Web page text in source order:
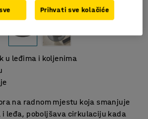
u leđima i koljenima
na radnom mjestu koja smanjuje
leđa, poboljšava cirkulaciju kada
Prihvati sve kolačiće